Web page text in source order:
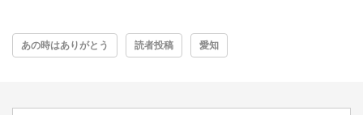
あの時はありがとう 読者投稿 愛知